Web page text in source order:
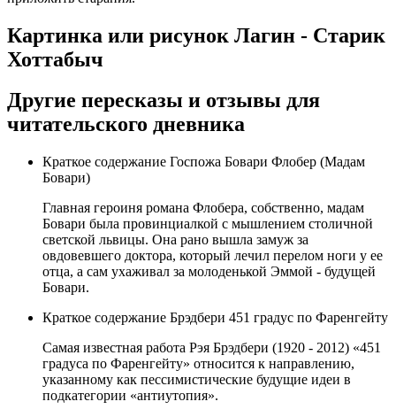
Картинка или рисунок Лагин - Старик
Хоттабыч
Другие пересказы и отзывы для
читательского дневника
Краткое содержание Госпожа Бовари Флобер (Мадам
Бовари)
Главная героиня романа Флобера, собственно, мадам
Бовари была провинциалкой с мышлением столичной
светской львицы. Она рано вышла замуж за
овдовевшего доктора, который лечил перелом ноги у ее
отца, а сам ухаживал за молоденькой Эммой - будущей
Бовари.
Краткое содержание Брэдбери 451 градус по Фаренгейту
Самая известная работа Рэя Брэдбери (1920 - 2012) «451
градуса по Фаренгейту» относится к направлению,
указанному как пессимистические будущие идеи в
подкатегории «антиутопия».